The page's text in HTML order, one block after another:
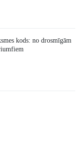
kods: no drosmīgām